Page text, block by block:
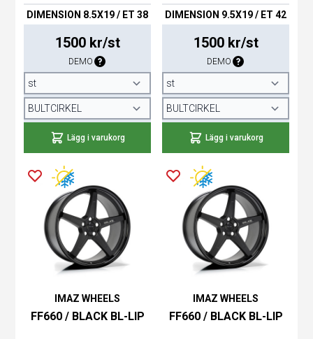
DIMENSION 8.5X19 / ET 38
1500 kr/st
DEMO
Lägg i varukorg
DIMENSION 9.5X19 / ET 42
1500 kr/st
DEMO
Lägg i varukorg
IMAZ WHEELS
FF660 / BLACK BL-LIP
IMAZ WHEELS
FF660 / BLACK BL-LIP